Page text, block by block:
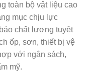
toàn bộ vật liệu cao
mục chịu lực
chất lượng tuyệt
ốp, sơn, thiết bị vệ
với ngân sách,
mỹ.